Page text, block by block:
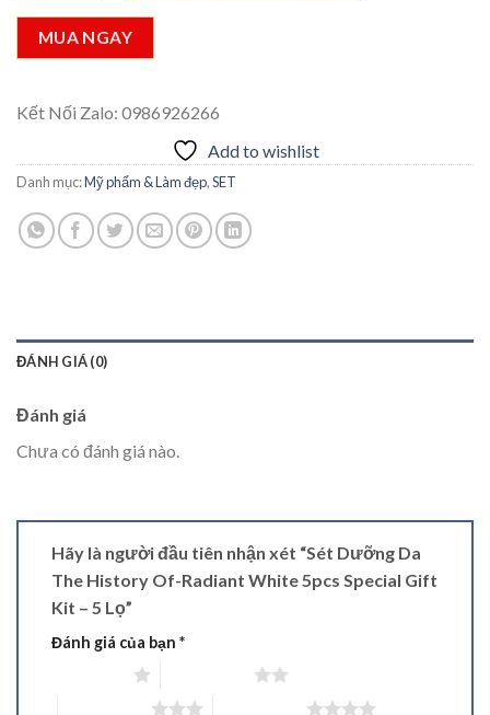
MUA NGAY
Kết Nối Zalo: 0986926266
Add to wishlist
Danh mục:Mỹ phẩm & Làm đẹp,SET
ĐÁNH GIÁ (0)
Đánh giá
Chưa có đánh giá nào.
Hãy là người đầu tiên nhận xét “Sét Dưỡng Da
The History Of-Radiant White 5pcs Special Gift
Kit – 5 Lọ”
Đánh giá của bạn *